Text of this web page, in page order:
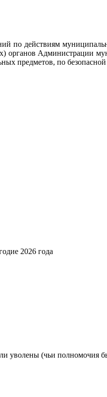
по действиям
Администрации
предметов, по
2026 года
уволены (чьи полномочия